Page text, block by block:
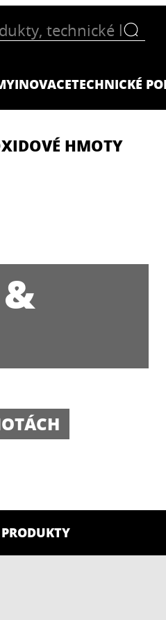
INOVACETECHNICKÉ
HMOTY